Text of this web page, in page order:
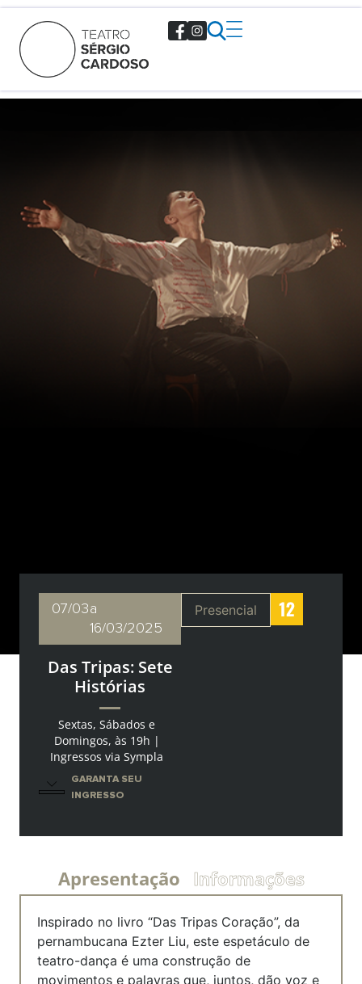
07/03a
16/03/2025
Das Tripas: Sete
Histórias
Sextas, Sábados e
Domingos, às 19h |
Ingressos via Sympla
GARANTA SEU
INGRESSO
Presencial
Apresentação Informações
Inspirado no livro “Das Tripas Coração”, da
pernambucana Ezter Liu, este espetáculo de
teatro-dança é uma construção de
movimentos e palavras que, juntos, dão voz e